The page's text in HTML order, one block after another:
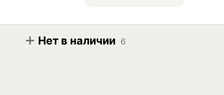
Нет в наличии 6